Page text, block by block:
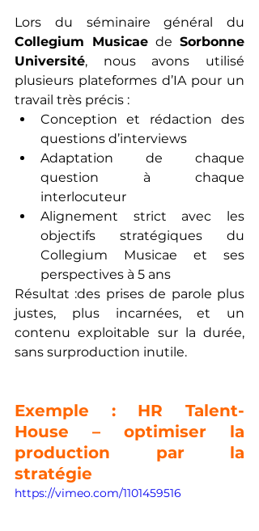
Collegium Musicae de Sorbonne
Université, nous avons utilisé
plusieurs plateformes d’IA pour un
travail très précis :
Conception et rédaction des
questions d’interviews
Adaptation de chaque
question à chaque
interlocuteur
Alignement strict avec les
objectifs stratégiques du
Collegium Musicae et ses
perspectives à 5 ans
Résultat :des prises de parole plus
justes, plus incarnées, et un
contenu exploitable sur la durée,
sans surproduction inutile.
Exemple : HR Talent-
House – optimiser la
production par la
stratégie
https://vimeo.com/1101459516